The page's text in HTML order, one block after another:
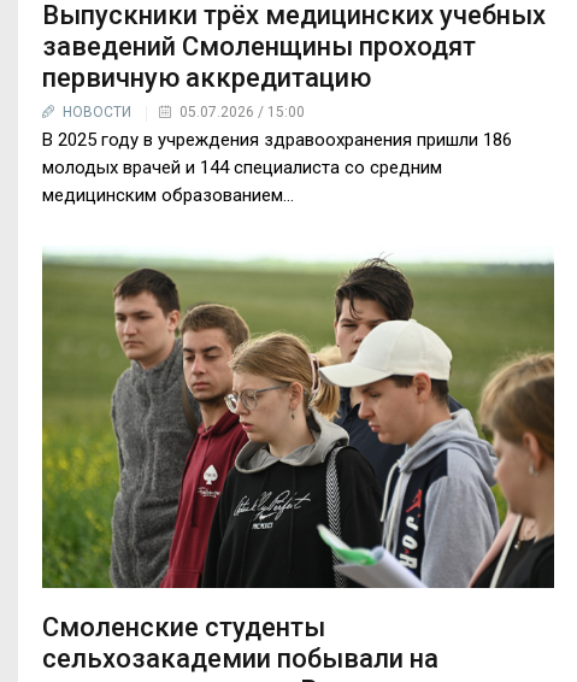
Выпускники трёх медицинских учебных
заведений Смоленщины проходят
первичную аккредитацию
НОВОСТИ 05.07.2026 / 15:00
В 2025 году в учреждения здравоохранения пришли 186
молодых врачей и 144 специалиста со средним
медицинским образованием...
Смоленские студенты
сельхозакадемии побывали на